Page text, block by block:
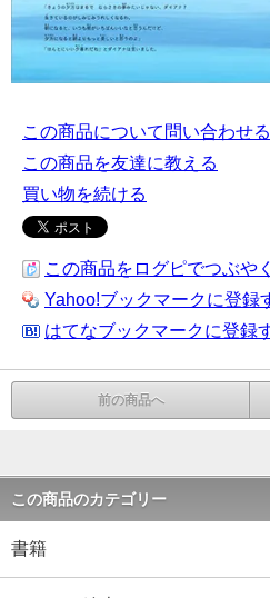
この商品について問い合わせる
この商品を友達に教える
買い物を続ける
この商品をログピでつぶやく
Yahoo!ブックマークに登録
はてなブックマークに登録
前の商品へ
この商品のカテゴリー
書籍